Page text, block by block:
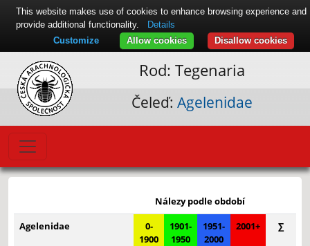
Rod: Tegenaria
Čeleď: Agelenidae
−
Leaflet|© Seznam.cz a.s. a další
Nálezy podle období
Agelenidae
0-
1900
1901-
1950
1951-
2000
2001+ ∑
This website makes use of cookies to enhance browsing experience and
provide additional functionality.
Details
Disallow cookies
Allow cookies
Customize